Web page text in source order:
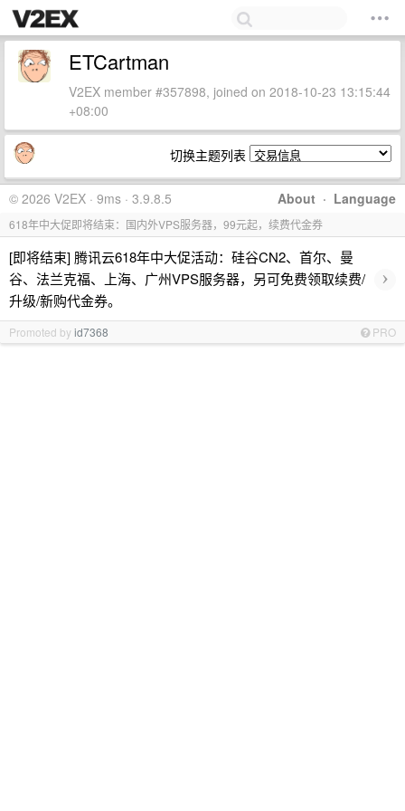
ETCartman
V2EX member #357898, joined on 2018-10-23 13:15:44
+08:00
切换主题列表
About · Language
© 2026 V2EX · 9ms · 3.9.8.5
618年中大促即将结束：国内外VPS服务器，99元起，续费代金券
[即将结束] 腾讯云618年中大促活动：硅谷CN2、首尔、曼
谷、法兰克福、上海、广州VPS服务器，另可免费领取续费/
升级/新购代金券。
›
Promoted byid7368 PRO